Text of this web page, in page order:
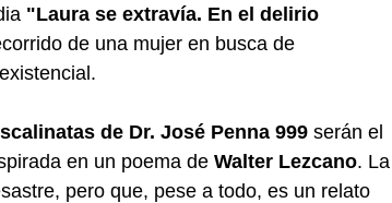
"Laura se extravía. En el delirio
de una mujer en busca de
de Dr. José Penna 999 serán el
en un poema de Walter Lezcano. La
pero que, pese a todo, es un relato